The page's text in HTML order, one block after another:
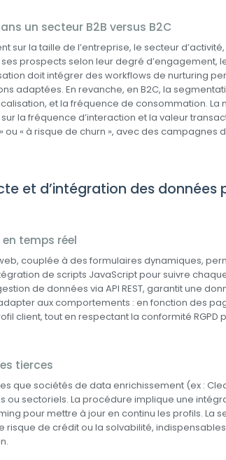
un secteur B2B versus B2C
sur la taille de l’entreprise, le secteur
prospects selon leur degré d’engagement,
doit intégrer des workflows de nurturing
adaptées. En revanche, en B2C, la
et la fréquence de consommation. La
la fréquence d’interaction et la valeur
« à risque de churn », avec des campagnes
et d’intégration des données
temps réel
couplée à des formulaires dynamiques,
de scripts JavaScript pour suivre
de données via API REST, garantit une
aux comportements : en fonction des
client, tout en respectant la conformité RGPD
tierces
que sociétés de data enrichissement (ex :
sectoriels. La procédure implique une
pour mettre à jour en continu les profils. La
risque de crédit ou la solvabilité,